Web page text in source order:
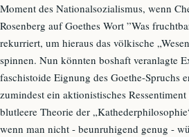
Moment des Nationalsozialismus, wenn
Rosenberg auf Goethes Wort ”Was
rekurriert, um hieraus das völkische
spinnen. Nun könnten boshaft veranlagte
faschistoide Eignung des Goethe-Spruchs
zumindest ein aktionistisches
blutleere Theorie der
wenn man nicht - beunruhigend genug -